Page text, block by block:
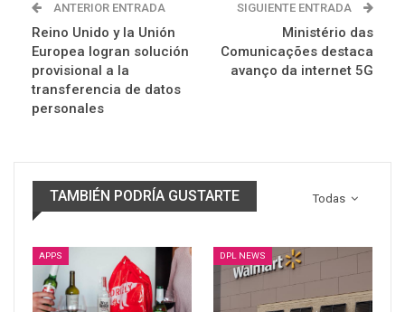
ANTERIOR ENTRADA
Reino Unido y la Unión
Europea logran solución
provisional a la
transferencia de datos
personales
SIGUIENTE ENTRADA
Ministério das
Comunicações destaca
avanço da internet 5G
Todas
TAMBIÉN PODRÍA GUSTARTE
APPS DPL NEWS